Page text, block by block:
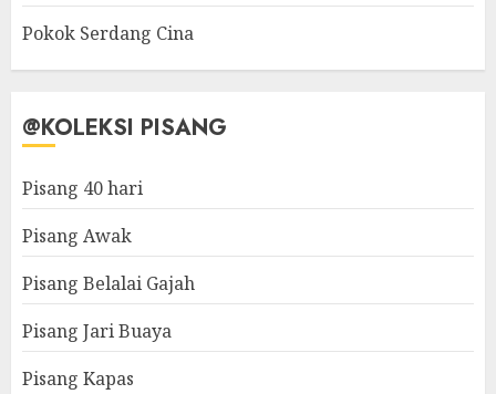
Pokok Serdang Cina
@KOLEKSI PISANG
Pisang 40 hari
Pisang Awak
Pisang Belalai Gajah
Pisang Jari Buaya
Pisang Kapas